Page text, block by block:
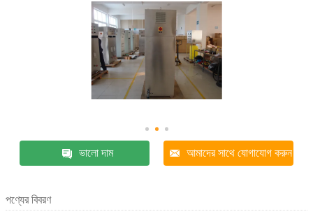
ভালো দাম আমাদের সাথে যোগাযোগ করুন
পণ্যের বিবরণ